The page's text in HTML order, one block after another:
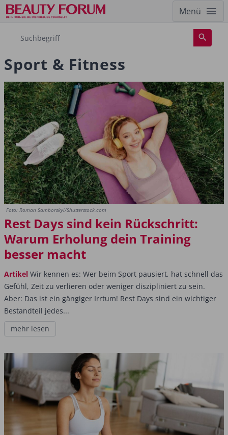
Menü
Sport & Fitness
Foto: Roman Samborskyi/Shutterstock.com
Rest Days sind kein Rückschritt:
Warum Erholung dein Training
besser macht
Artikel Wir kennen es: Wer beim Sport pausiert, hat schnell das
Gefühl, Zeit zu verlieren oder weniger diszipliniert zu sein.
Aber: Das ist ein gängiger Irrtum! Rest Days sind ein wichtiger
Bestandteil jedes...
mehr lesen